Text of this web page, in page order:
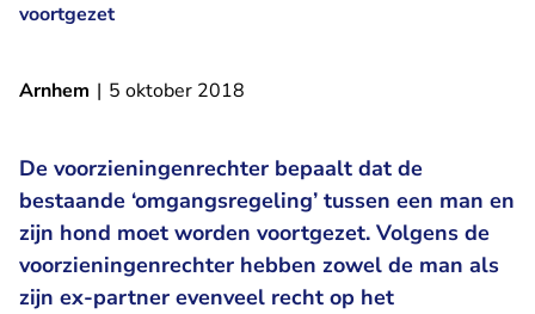
voortgezet
Arnhem | 5 oktober 2018
De voorzieningenrechter bepaalt dat de
bestaande ‘omgangsregeling’ tussen een man en
zijn hond moet worden voortgezet. Volgens de
voorzieningenrechter hebben zowel de man als
zijn ex-partner evenveel recht op het